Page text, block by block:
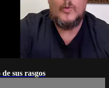
sus rasgos